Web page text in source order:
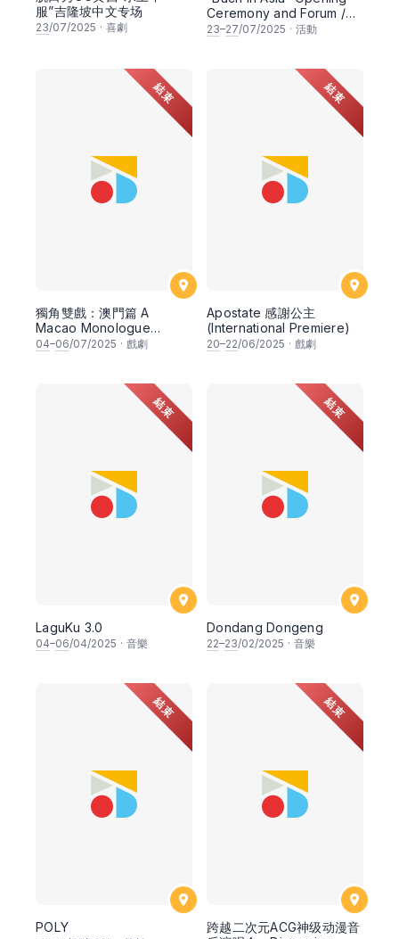
服”吉隆坡中文专场
23/07/2025 · 喜劇
Ceremony and Forum /
Lectures Series
23–27/07/2025 · 活動
結束
獨角雙戲：澳門篇 A
Macao Monologue
Double Bill
04–06/07/2025 · 戲劇
結束
Apostate 感謝公主
(International Premiere)
20–22/06/2025 · 戲劇
結束
LaguKu 3.0
04–06/04/2025 · 音樂
結束
Dondang Dongeng
22–23/02/2025 · 音樂
結束
POLY
結束
跨越二次元ACG神级动漫音